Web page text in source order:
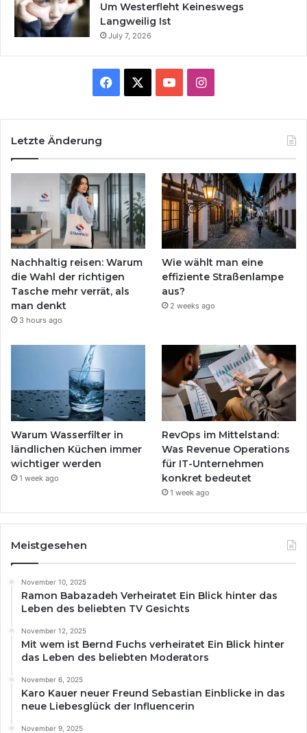
Um Westerfleht Keineswegs
Langweilig Ist
July 7, 2026
Facebook YouTubeInstagram
Letzte Änderung
Nachhaltig reisen: Warum
die Wahl der richtigen
Tasche mehr verrät, als
man denkt
3 hours ago
Wie wählt man eine
effiziente Straßenlampe
aus?
2 weeks ago
Warum Wasserfilter in
ländlichen Küchen immer
wichtiger werden
1 week ago
RevOps im Mittelstand:
Was Revenue Operations
für IT-Unternehmen
konkret bedeutet
1 week ago
Meistgesehen
November 10, 2025
Ramon Babazadeh Verheiratet Ein Blick hinter das
Leben des beliebten TV Gesichts
November 12, 2025
Mit wem ist Bernd Fuchs verheiratet Ein Blick hinter
das Leben des beliebten Moderators
November 6, 2025
Karo Kauer neuer Freund Sebastian Einblicke in das
neue Liebesglück der Influencerin
November 9, 2025